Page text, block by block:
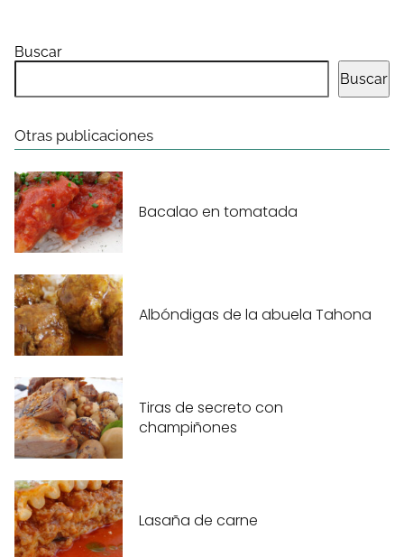
Buscar
Buscar
Otras publicaciones
Bacalao en tomatada
Albóndigas de la abuela Tahona
Tiras de secreto con
champiñones
Lasaña de carne